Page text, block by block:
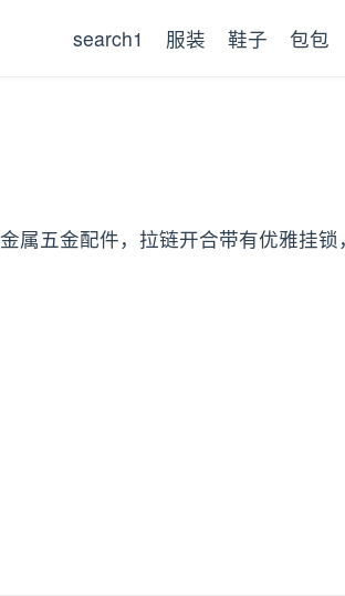
search1 服装 鞋子 包包
五金配件，拉链开合带有优雅挂锁